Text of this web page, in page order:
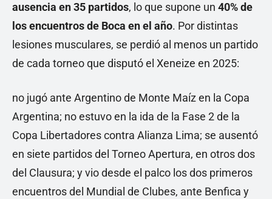
ausencia en 35 partidos, lo que supone un 40% de
los encuentros de Boca en el año. Por distintas
lesiones musculares, se perdió al menos un partido
de cada torneo que disputó el Xeneize en 2025:
no jugó ante Argentino de Monte Maíz en la Copa
Argentina; no estuvo en la ida de la Fase 2 de la
Copa Libertadores contra Alianza Lima; se ausentó
en siete partidos del Torneo Apertura, en otros dos
del Clausura; y vio desde el palco los dos primeros
encuentros del Mundial de Clubes, ante Benfica y